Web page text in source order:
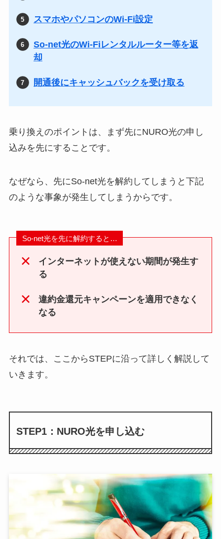
スマホやパソコンのWi-Fi設定
So-net光のWi-Fiレンタルルーター等を返
却
開通後にキャッシュバックを受け取る
乗り換えのポイントは、まず先にNURO光の申し
込みを先にすることです。
なぜなら、先にSo-net光を解約してしまうと下記
のような事象が発生してしまうからです。
So-net光を先に解約すると…
インターネットが使えない期間が発生す
る
違約金還元キャンペーンを適用できなく
なる
それでは、ここからSTEPに沿って詳しく解説して
いきます。
STEP1：NURO光を申し込む